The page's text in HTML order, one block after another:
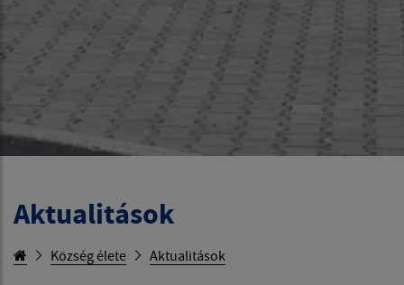
Aktualitások
Község élete Aktualitások